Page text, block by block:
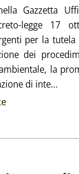
Gazzetta
legge 17
per la tutela
dei
la
di inte...